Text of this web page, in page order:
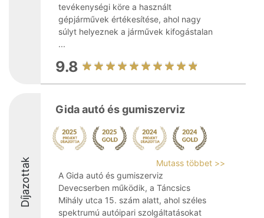
tevékenységi köre a használt
gépjárművek értékesítése, ahol nagy
súlyt helyeznek a járművek kifogástalan
...
9.8
Díjazottak
Gida autó és gumiszerviz
Mutass többet >>
A Gida autó és gumiszerviz
Devecserben működik, a Táncsics
Mihály utca 15. szám alatt, ahol széles
spektrumú autóipari szolgáltatásokat